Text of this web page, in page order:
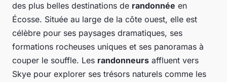
des plus belles destinations de randonnée en
Écosse. Située au large de la côte ouest, elle est
célèbre pour ses paysages dramatiques, ses
formations rocheuses uniques et ses panoramas à
couper le souffle. Les randonneurs affluent vers
Skye pour explorer ses trésors naturels comme les